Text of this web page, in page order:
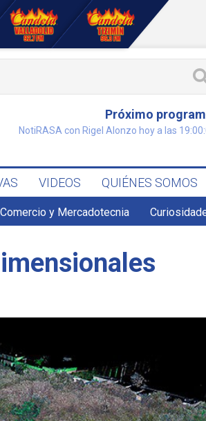
Próximo
NotiRASA con Rigel Alonzo hoy a las
VIDEOS QUIÉNES SOMOS
Comercio y Mercadotecnia